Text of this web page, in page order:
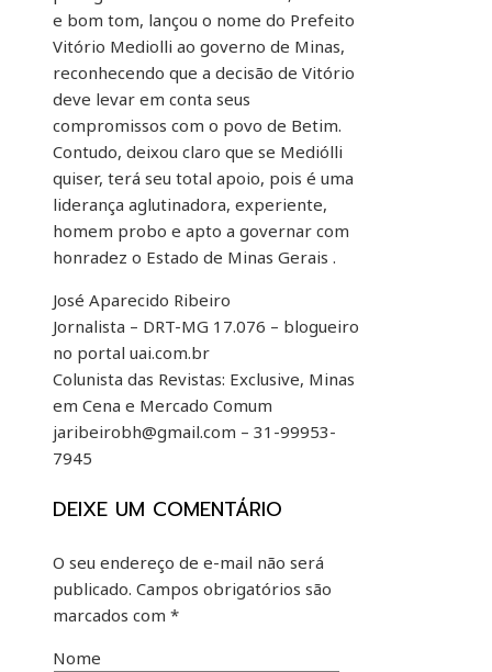
e bom tom, lançou o nome do Prefeito
Vitório Mediolli ao governo de Minas,
reconhecendo que a decisão de Vitório
deve levar em conta seus
compromissos com o povo de Betim.
Contudo, deixou claro que se Mediólli
quiser, terá seu total apoio, pois é uma
liderança aglutinadora, experiente,
homem probo e apto a governar com
honradez o Estado de Minas Gerais .
José Aparecido Ribeiro
Jornalista – DRT-MG 17.076 – blogueiro
no portal uai.com.br
Colunista das Revistas: Exclusive, Minas
em Cena e Mercado Comum
jaribeirobh@gmail.com – 31-99953-
7945
DEIXE UM COMENTÁRIO
O seu endereço de e-mail não será
publicado. Campos obrigatórios são
marcados com *
Nome